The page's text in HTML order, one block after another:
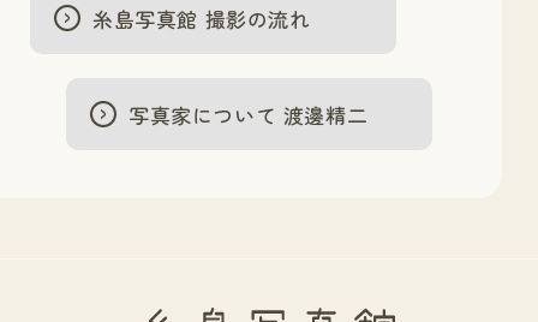
糸島写真館 撮影の流れ
写真家について 渡邊精二